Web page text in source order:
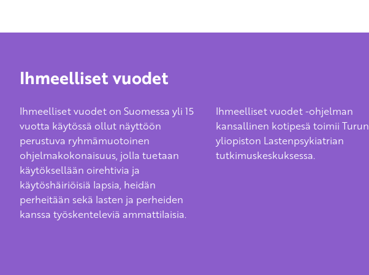
Ihmeelliset vuodet
Ihmeelliset vuodet on Suomessa yli 15
vuotta käytössä ollut näyttöön
perustuva ryhmämuotoinen
ohjelmakokonaisuus, jolla tuetaan
käytöksellään oirehtivia ja
käytöshäiriöisiä lapsia, heidän
perheitään sekä lasten ja perheiden
kanssa työskenteleviä ammattilaisia.
Ihmeelliset vuodet -ohjelman
kansallinen kotipesä toimii Turun
yliopiston Lastenpsykiatrian
tutkimuskeskuksessa.